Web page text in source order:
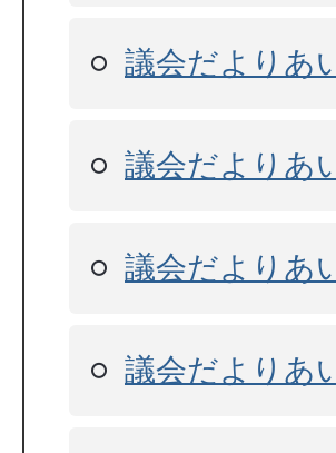
議会だよりあ
議会だよりあ
議会だよりあ
議会だよりあ